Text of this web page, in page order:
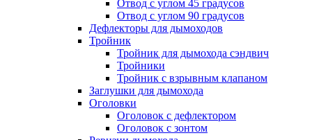
Отвод с углом 45 градусов
Отвод с углом 90 градусов
Дефлекторы для дымоходов
Тройник
Тройник для дымохода сэндвич
Тройники
Тройник с взрывным клапаном
Заглушки для дымохода
Оголовки
Оголовок с дефлектором
Оголовок с зонтом